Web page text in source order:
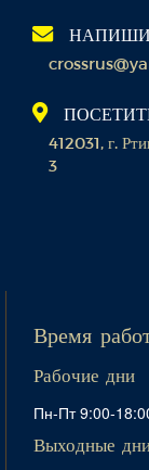
412031, г.
3
Время
Рабочие дни
Пн-Пт 9:00-
Выходные